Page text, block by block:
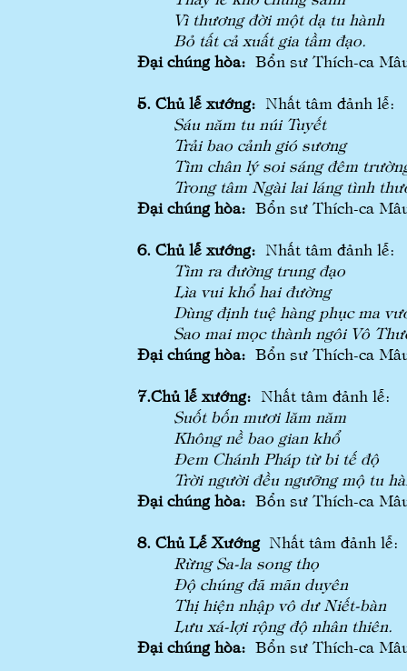
Vì thương đời một dạ tu hành
Bỏ tất cả xuất gia tầm đạo.
Đại chúng hòa: Bổn sư Thích-ca
5. Chủ lễ xướng: Nhất tâm đảnh lễ:
Sáu năm tu núi Tuyết
Trải bao cảnh gió sương
Tìm chân lý soi sáng đêm
Trong tâm Ngài lai láng tình
Đại chúng hòa: Bổn sư Thích-ca
6. Chủ lễ xướng: Nhất tâm đảnh lễ:
Tìm ra đường trung đạo
Lìa vui khổ hai đường
Dùng định tuệ hàng phục ma
Sao mai mọc thành ngôi Vô
Đại chúng hòa: Bổn sư Thích-ca
7.Chủ lễ xướng: Nhất tâm đảnh lễ:
Suốt bốn mươi lăm năm
Không nề bao gian khổ
Đem Chánh Pháp từ bi tế độ
Trời người đều ngưỡng mộ tu
Đại chúng hòa: Bổn sư Thích-ca
8. Chủ Lễ Xướng Nhất tâm đảnh lễ:
Rừng Sa-la song thọ
Độ chúng đã mãn duyên
Thị hiện nhập vô dư Niết-bàn
Lưu xá-lợi rộng độ nhân thiên.
Đại chúng hòa: Bổn sư Thích-ca